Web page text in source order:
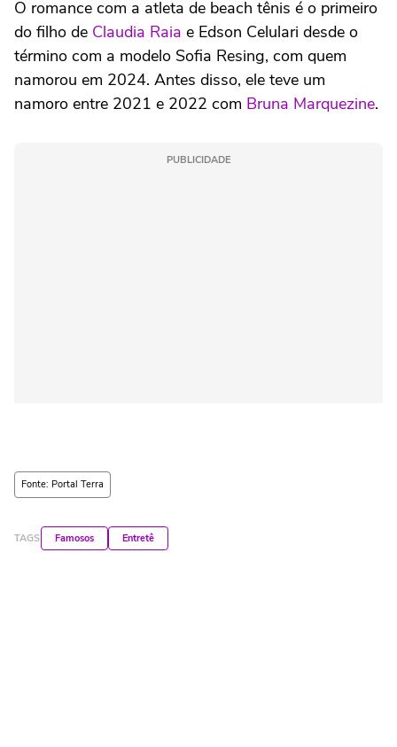
O romance com a atleta de beach tênis é o primeiro
do filho de Claudia Raia e Edson Celulari desde o
término com a modelo Sofia Resing, com quem
namorou em 2024. Antes disso, ele teve um
namoro entre 2021 e 2022 com Bruna Marquezine.
PUBLICIDADE
Fonte: Portal Terra
TAGS Famosos Entretê